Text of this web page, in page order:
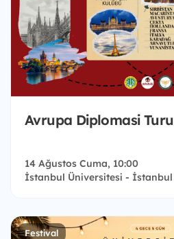
Avrupa Diplomasi Turu
14 Ağustos Cuma, 10:00
İstanbul Üniversitesi - İstanbul
Festival